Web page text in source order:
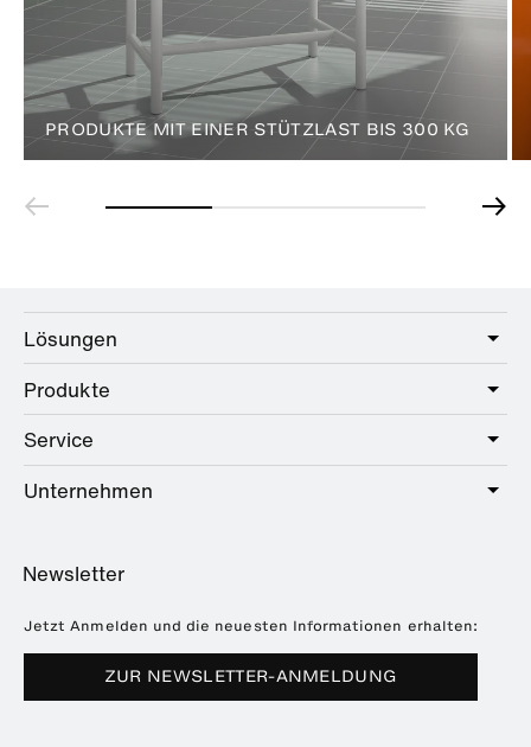
PRODUKTE MIT EINER STÜTZLAST BIS 300 KG
Lösungen
Care
Public
Hotel
Produkte
Sanitär
Beschläge
Händlersuche
Service
Serviceangebot
Seminare
Broschüren & Kataloge
Downloads
Häufig gestellte Fragen
Unternehmen
Referenzen
Presse
Messetermine
Nachhaltigkeit
Newsletter
Jetzt Anmelden und die neuesten Informationen erhalten:
ZUR NEWSLETTER-ANMELDUNG